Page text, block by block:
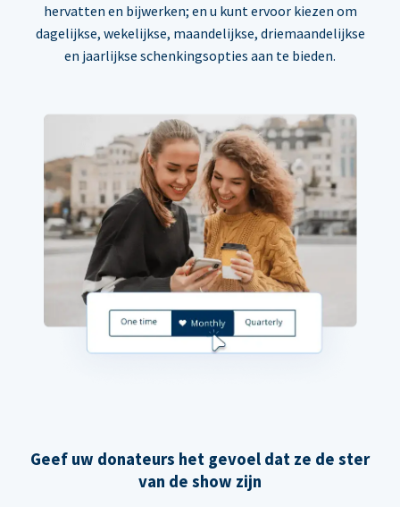
hervatten en bijwerken; en u kunt ervoor kiezen om
dagelijkse, wekelijkse, maandelijkse, driemaandelijkse
en jaarlijkse schenkingsopties aan te bieden.
Geef uw donateurs het gevoel dat ze de ster
van de show zijn